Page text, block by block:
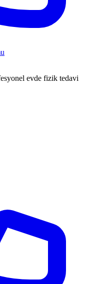
evde fizik tedavi